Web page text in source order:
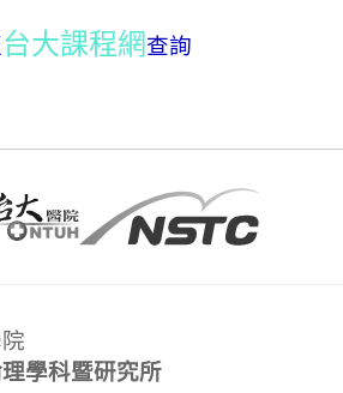
台大課程網查詢
學科暨研究所